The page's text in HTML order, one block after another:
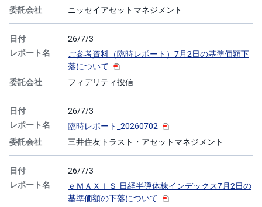
ニッセイアセットマネジメント
26/7/3
ご参考資料（臨時レポート）7月2日の基準価額下
落について
フィデリティ投信
26/7/3
臨時レポート_20260702
三井住友トラスト・アセットマネジメント
26/7/3
ｅＭＡＸＩＳ 日経半導体株インデックス7月2日の
基準価額の下落について